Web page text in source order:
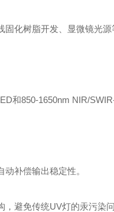
化树脂开发、显微镜光源
和850-1650nm NIR/
补偿输出稳定性。
避免传统UV灯的汞污染问